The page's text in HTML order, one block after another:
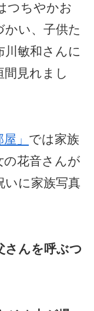
つちやかお
かい、子供た
敏和さんに
見れまし
」 では家族
の花音さんが
いに家族写真
さんを呼ぶつ